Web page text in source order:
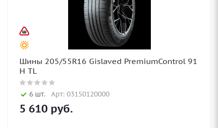
Шины 205/55R16 Gislaved PremiumControl 91
H TL
6 шт. Арт: 03150120000
5 610 руб.